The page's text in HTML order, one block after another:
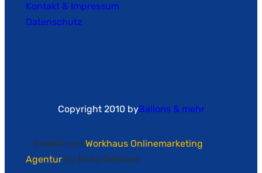
Kontakt & Impressum
Datenschutz
Copyright 2010 byBallons & mehr
– Erstellt von Workhaus Onlinemarketing
Agentur by Mirko Gerhard